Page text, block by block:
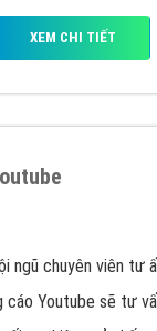
XEM CHI TIẾT
ngũ chuyên viên tư
cáo Youtube sẽ tư